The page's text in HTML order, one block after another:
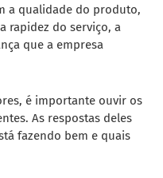
a qualidade do produto,
rapidez do serviço, a
que a empresa
é importante ouvir os
As respostas deles
fazendo bem e quais